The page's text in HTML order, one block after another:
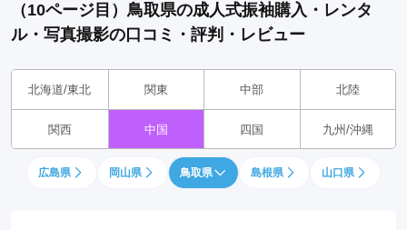
（10ページ目）鳥取県の成人式振袖購入・レンタ
ル・写真撮影の口コミ・評判・レビュー
北海道/東北 関東 中部 北陸
関西 中国 四国 九州/沖縄
広島県 岡山県 鳥取県 島根県 山口県